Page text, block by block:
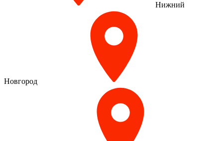
Нижний
Новгород